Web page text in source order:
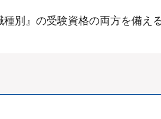
別』の受験資格の両方を備え